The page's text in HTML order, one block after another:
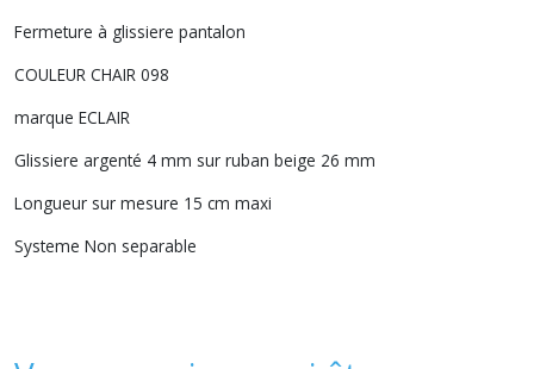
Fermeture à glissiere pantalon
COULEUR CHAIR 098
marque ECLAIR
Glissiere argenté 4 mm sur ruban beige 26 mm
Longueur sur mesure 15 cm maxi
Systeme Non separable